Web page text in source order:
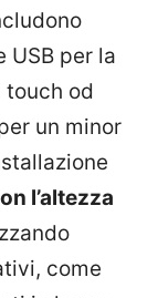
per la
od
un minor
l’altezza
come